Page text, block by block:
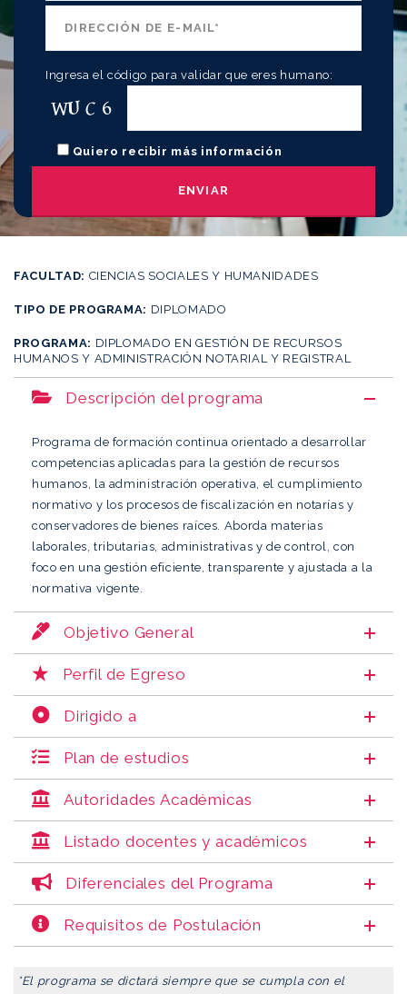
Ingresa el código para validar que eres humano:
Quiero recibir más información
FACULTAD: CIENCIAS SOCIALES Y HUMANIDADES
TIPO DE PROGRAMA: DIPLOMADO
PROGRAMA: DIPLOMADO EN GESTIÓN DE RECURSOS
HUMANOS Y ADMINISTRACIÓN NOTARIAL Y REGISTRAL
Descripción del programa
Programa de formación continua orientado a desarrollar
competencias aplicadas para la gestión de recursos
humanos, la administración operativa, el cumplimiento
normativo y los procesos de fiscalización en notarías y
conservadores de bienes raíces. Aborda materias
laborales, tributarias, administrativas y de control, con
foco en una gestión eficiente, transparente y ajustada a la
normativa vigente.
Objetivo General
Perfil de Egreso
Dirigido a
Plan de estudios
Autoridades Académicas
Listado docentes y académicos
Diferenciales del Programa
Requisitos de Postulación
*El programa se dictará siempre que se cumpla con el